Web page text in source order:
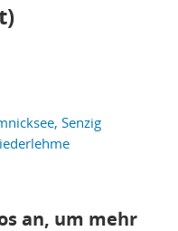
Senzig
an, um mehr